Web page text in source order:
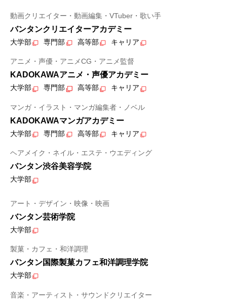
動画クリエイター・動画編集・VTuber・歌い手
バンタンクリエイターアカデミー
大学部 専門部 高等部 キャリア
アニメ・声優・アニメCG・アニメ監督
KADOKAWAアニメ・声優アカデミー
大学部 専門部 高等部 キャリア
マンガ・イラスト・マンガ編集者・ノベル
KADOKAWAマンガアカデミー
大学部 専門部 高等部 キャリア
ヘアメイク・ネイル・エステ・ウエディング
バンタン渋谷美容学院
大学部
アート・デザイン・映像・映画
バンタン芸術学院
大学部
製菓・カフェ・和洋調理
バンタン国際製菓カフェ和洋調理学院
大学部
音楽・アーティスト・サウンドクリエイター